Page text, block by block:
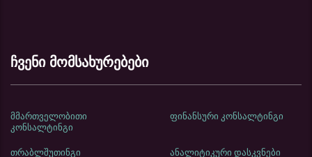
ჩვენი მომსახურებები
მმართველობითი
კონსალტინგი
ფინანსური კონსალტინგი
თრაბლშუთინგი ანალიტიკური დასკვნები